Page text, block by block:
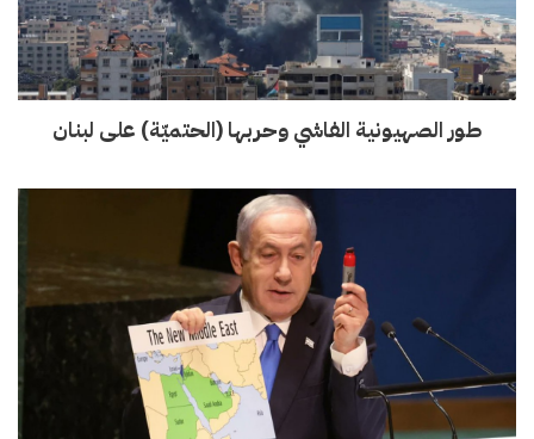
طور الصهيونية الفاشي وحربها (الحتميّة) على لبنان